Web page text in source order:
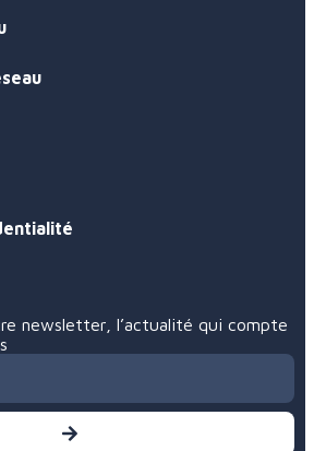
newsletter, l’actualité qui compte